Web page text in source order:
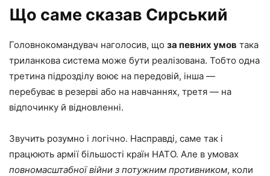
Що саме сказав Сирський
Головнокомандувач наголосив, що за певних умов така
триланкова система може бути реалізована. Тобто одна
третина підрозділу воює на передовій, інша —
перебуває в резерві або на навчаннях, третя — на
відпочинку й відновленні.
Звучить розумно і логічно. Насправді, саме так і
працюють армії більшості країн НАТО. Але в умовах
повномасштабної війни з потужним противником, коли